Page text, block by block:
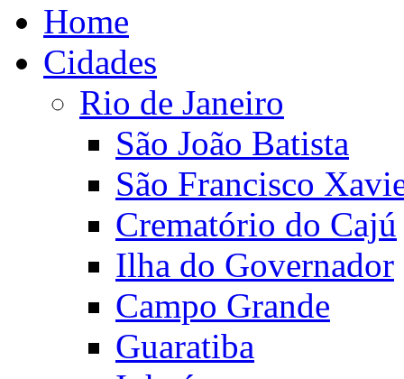
Home
Cidades
Rio de Janeiro
São João Batista
São Francisco
Crematório do Cajú
Ilha do Governador
Campo Grande
Guaratiba